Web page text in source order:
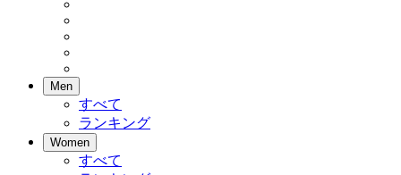
Men
すべて
ランキング
Women
すべて